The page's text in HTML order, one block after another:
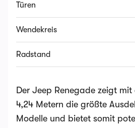
Türen
Wendekreis
Radstand
Der Jeep Renegade zeigt
4,24 Metern die größte
Modelle und bietet somit